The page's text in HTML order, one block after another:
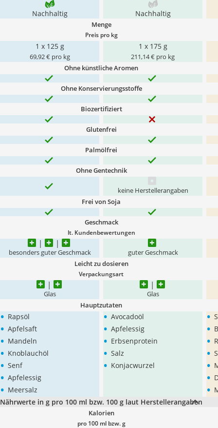
Nachhaltig Nachhaltig
Menge
Preis pro kg
1 x 125 g
69,92 € pro kg
1 x 175 g
211,14 € pro kg
Ohne künstliche Aromen
Ohne Konservierungsstoffe
Biozertifiziert
Glutenfrei
Palmölfrei
Ohne Gentechnik
keine Herstellerangaben
Frei von Soja
Geschmack
lt. Kundenbewertungen
besonders guter Geschmack guter Geschmack
Leicht zu dosieren
Verpackungsart
Glas Glas
Hauptzutaten
• Rapsöl
• Apfelsaft
• Mandeln
• Knoblauchöl
• Senf
• Apfelessig
• Meersalz
• Avocadoöl
• Apfelessig
• Erbsenprotein
• Salz
• Konjacwurzel
•
•
•
•
•
•
•
Nährwerte in g pro 100 ml bzw. 100 g laut Herstellerangaben
Kalorien
pro 100 ml bzw. g